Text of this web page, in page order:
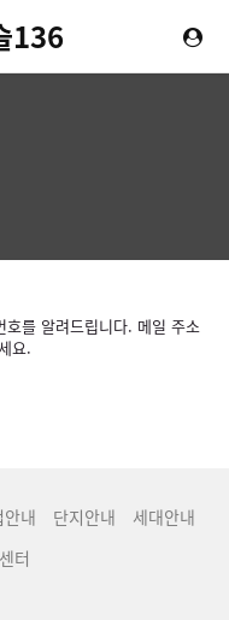
136
를 알려드립니다. 메일 주소
요.
안내 단지안내
세대안내
터